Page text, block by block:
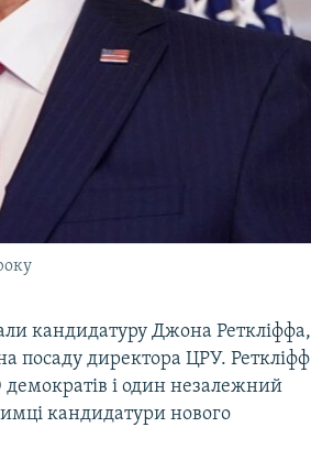
кандидатуру Джона Реткліффа,
посаду директора ЦРУ. Реткліфф
демократів і один незалежний
кандидатури нового